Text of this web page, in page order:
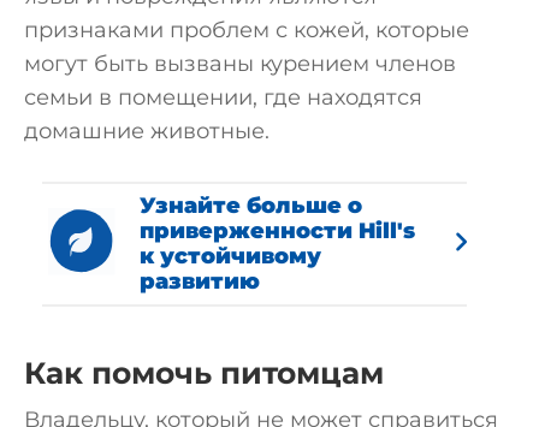
признаками проблем с кожей, которые
могут быть вызваны курением членов
семьи в помещении, где находятся
домашние животные.
Узнайте больше о
приверженности Hill's
к устойчивому
развитию
Как помочь питомцам
Владельцу, который не может справиться